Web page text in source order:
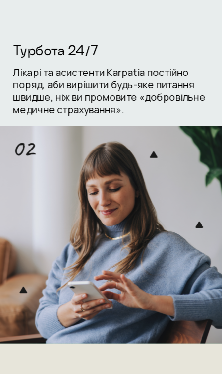
Турбота 24/7
Лікарі та асистенти Karpatia постійно
поряд, аби вирішити будь-яке питання
швидше, ніж ви промовите «добровільне
медичне страхування».